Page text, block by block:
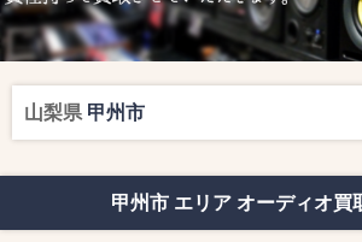
山梨県 甲州市
甲州市 エリア オーディオ買